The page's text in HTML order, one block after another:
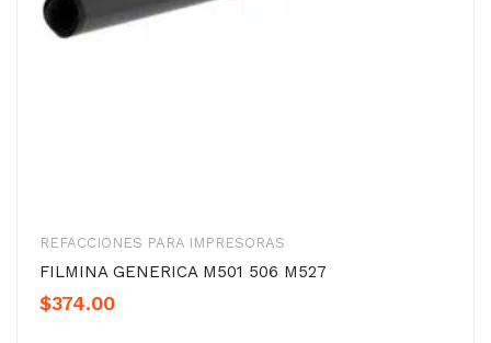
REFACCIONES PARA IMPRESORAS
FILMINA GENERICA M501 506 M527
$374.00